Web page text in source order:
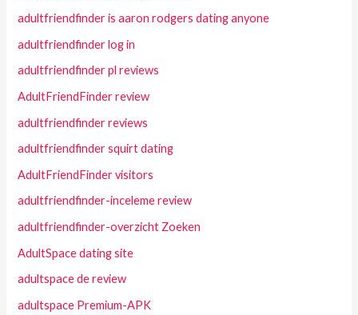
adultfriendfinder is aaron rodgers dating anyone
adultfriendfinder log in
adultfriendfinder pl reviews
AdultFriendFinder review
adultfriendfinder reviews
adultfriendfinder squirt dating
AdultFriendFinder visitors
adultfriendfinder-inceleme review
adultfriendfinder-overzicht Zoeken
AdultSpace dating site
adultspace de review
adultspace Premium-APK